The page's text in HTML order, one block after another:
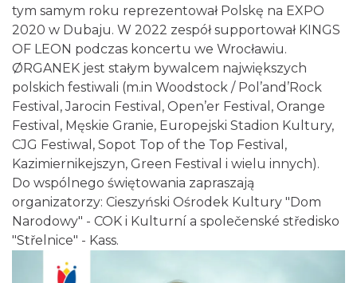
2026-08-23
0.05 km
tym samym roku reprezentował Polskę na EXPO
2020 w Dubaju. W 2022 zespół supportował KINGS
OF LEON podczas koncertu we Wrocławiu.
ØRGANEK jest stałym bywalcem największych
polskich festiwali (m.in Woodstock / Pol’and’Rock
Festival, Jarocin Festival, Open’er Festival, Orange
Festival, Męskie Granie, Europejski Stadion Kultury,
CJG Festiwal, Sopot Top of the Top Festival,
Kazimiernikejszyn, Green Festival i wielu innych).
Do wspólnego świętowania zapraszają
organizatorzy: Cieszyński Ośrodek Kultury "Dom
Narodowy" - COK i Kulturní a společenské středisko
"Střelnice" - Kass.